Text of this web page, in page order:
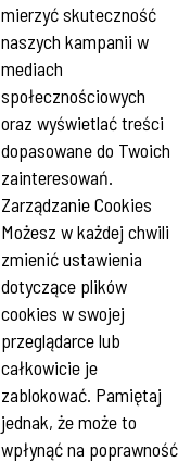
mierzyć skuteczność
naszych kampanii w
mediach
społecznościowych
oraz wyświetlać treści
dopasowane do Twoich
zainteresowań.
Zarządzanie Cookies
Możesz w każdej chwili
zmienić ustawienia
dotyczące plików
cookies w swojej
przeglądarce lub
całkowicie je
zablokować. Pamiętaj
jednak, że może to
wpłynąć na poprawność